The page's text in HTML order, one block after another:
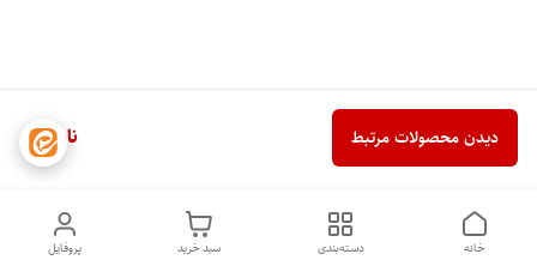
ناموجود دیدن محصولات مرتبط
پروفایل سبد خرید دسته‌بندی خانه